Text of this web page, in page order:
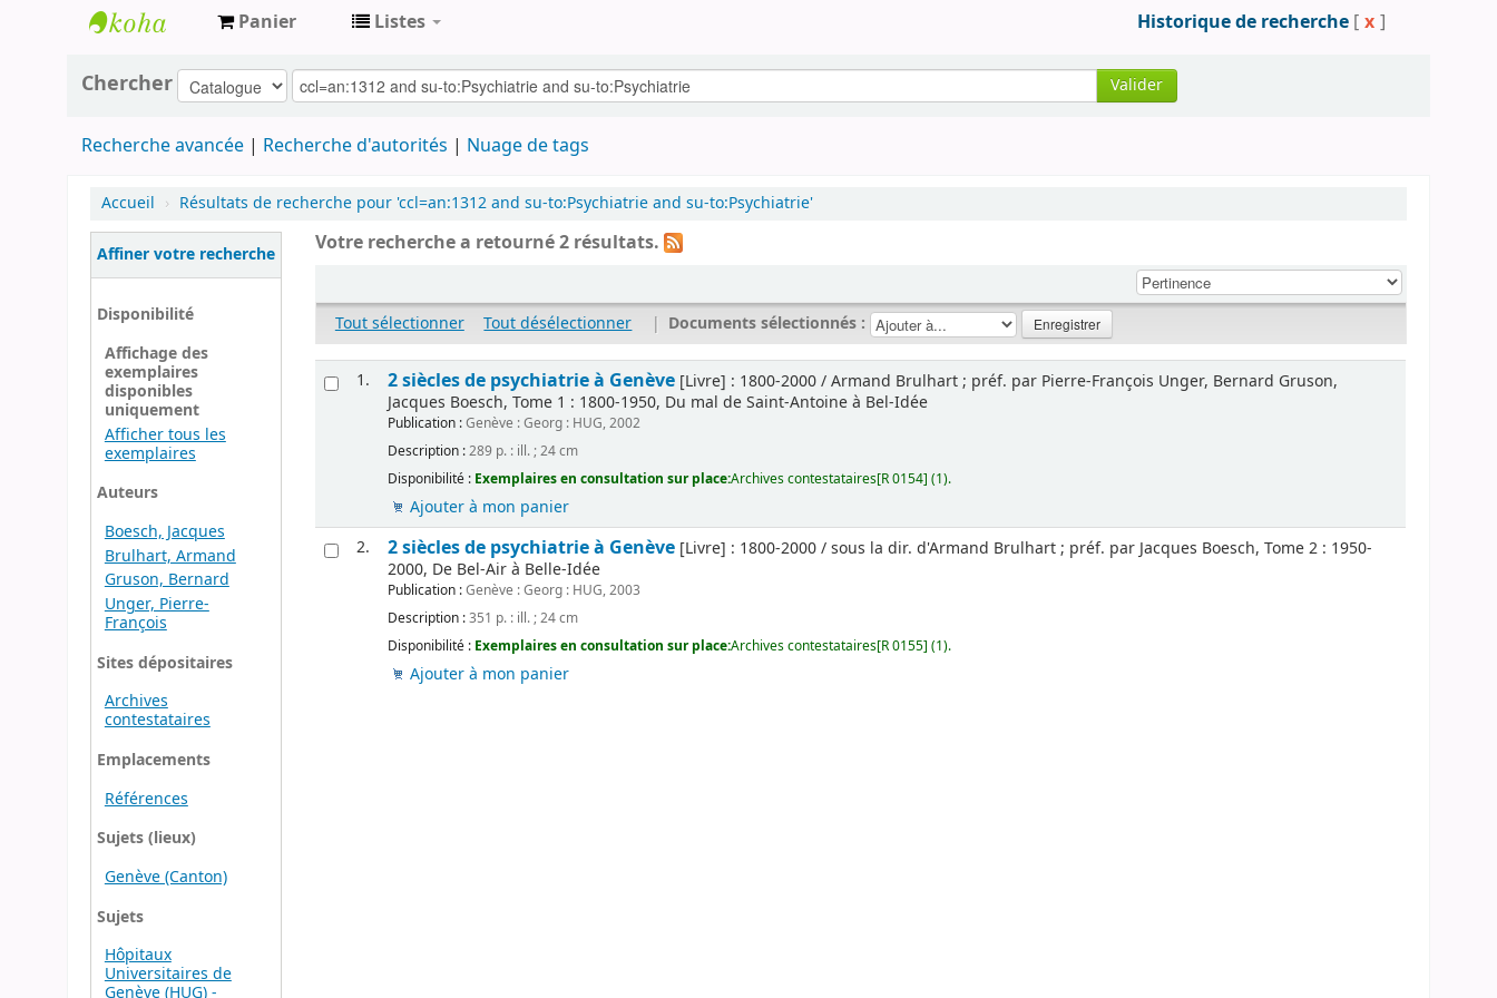
Archives
contestataires
Panier Listes Historique de recherche [ x ]
Chercher Valider
Recherche avancée Recherche d'autorités Nuage de tags
Accueil › Résultats de recherche pour 'ccl=an:1312 and su-to:Psychiatrie and su-to:Psychiatrie'
Affiner votre recherche
Disponibilité
Affichage des
exemplaires
disponibles
uniquement
Afficher tous les
exemplaires
Auteurs
Boesch, Jacques
Brulhart, Armand
Gruson, Bernard
Unger, Pierre-
François
Sites dépositaires
Archives
contestataires
Emplacements
Références
Sujets (lieux)
Genève (Canton)
Sujets
Hôpitaux
Universitaires de
Votre recherche a retourné 2 résultats.
Tout sélectionner Tout désélectionner | Documents sélectionnés :
1. 2 siècles de psychiatrie à Genève [Livre] : 1800-2000 / Armand Brulhart ; préf. par Pierre-François Unger, Bernard Gruson,
Jacques Boesch, Tome 1 : 1800-1950, Du mal de Saint-Antoine à Bel-Idée
Publication :Genève : Georg : HUG, 2002
Description :289 p. : ill. ; 24 cm
Disponibilité : Exemplaires en consultation sur place:Archives contestataires[R 0154] (1).
Ajouter à mon panier
2.
2 siècles de psychiatrie à Genève [Livre] : 1800-2000 / sous la dir. d'Armand Brulhart ; préf. par Jacques Boesch, Tome 2 : 1950-
2000, De Bel-Air à Belle-Idée
Publication :Genève : Georg : HUG, 2003
Description :351 p. : ill. ; 24 cm
Disponibilité : Exemplaires en consultation sur place:Archives contestataires[R 0155] (1).
Ajouter à mon panier